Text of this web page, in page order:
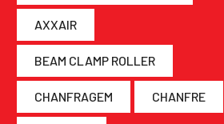
AXXAIR
BEAM CLAMP ROLLER
CHANFRAGEM CHANFRE